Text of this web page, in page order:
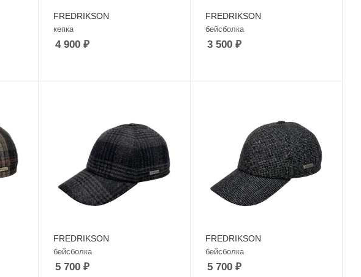
FREDRIKSON
кепка
4 900₽
FREDRIKSON
бейсболка
3 500₽
FREDRIKSON
бейсболка
5 700₽
FREDRIKSON
бейсболка
5 700₽